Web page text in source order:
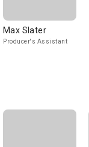
Max Slater
Producer's Assistant